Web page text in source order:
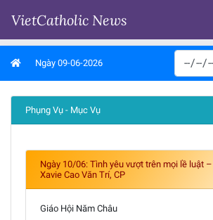
VietCatholic News
Ngày 09-06-2026
Phụng Vụ - Mục Vụ
Ngày 10/06: Tình yêu vượt trên mọi lề luật
Xavie Cao Văn Trí, CP
Giáo Hội Năm Châu